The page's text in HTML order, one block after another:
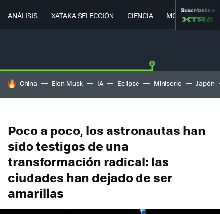
ANÁLISIS XATAKA SELECCIÓN CIENCIA MOVILIDAD
Suscríbete a
HOY SE HABLA DE
China Elon Musk IA Eclipse Miniserie Japón
Poco a poco, los astronautas han
sido testigos de una
transformación radical: las
ciudades han dejado de ser
amarillas